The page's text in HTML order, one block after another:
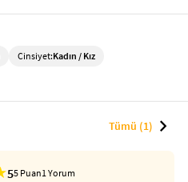
Cinsiyet:Kadın / Kız
Tümü (1) chevron_right
55 Puan1 Yorum